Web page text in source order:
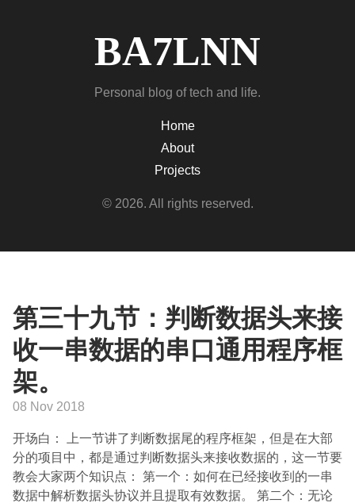
BA7LNN
Personal blog of tech and life.
Home
About
Projects
© 2026. All rights reserved.
第三十九节：判断数据头来接
收一串数据的串口通用程序框
架。
08 Nov 2018
开场白： 上一节讲了判断数据尾的程序框架，但是在大部
分的项目中，都是通过判断数据头来接收数据的，这一节要
教会大家两个知识点： 第一个：如何在已经接收到的一串
数据中解析数据头协议并且提取有效数据。 第二个：无论